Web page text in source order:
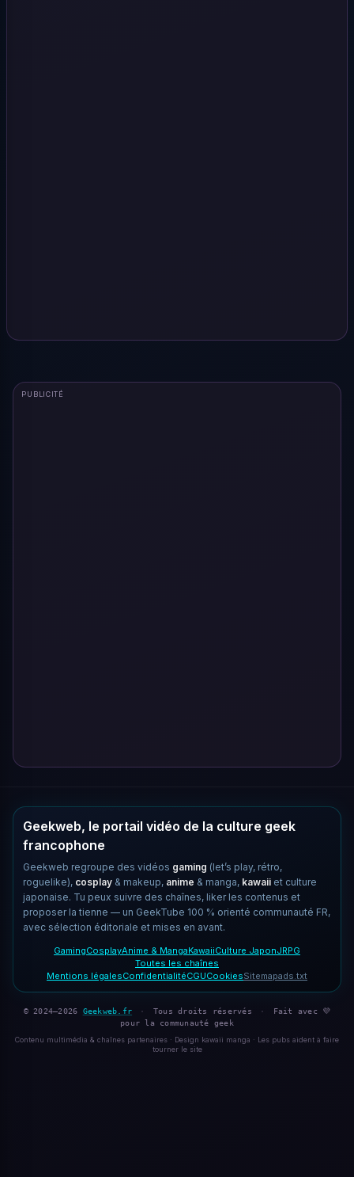
PUBLICITÉ
Geekweb, le portail vidéo de la culture geek
francophone
Geekweb regroupe des vidéos gaming (let’s play, rétro,
roguelike), cosplay & makeup, anime & manga, kawaii et culture
japonaise. Tu peux suivre des chaînes, liker les contenus et
proposer la tienne — un GeekTube 100 % orienté communauté FR,
avec sélection éditoriale et mises en avant.
GamingCosplayAnime & MangaKawaiiCulture JaponJRPG
Toutes les chaînes
Mentions légalesConfidentialitéCGUCookiesSitemapads.txt
© 2024–2026 Geekweb.fr · Tous droits réservés ·
Fait avec 💜
pour la communauté geek
Contenu multimédia & chaînes partenaires · Design kawaii manga · Les pubs aident à faire
tourner le site